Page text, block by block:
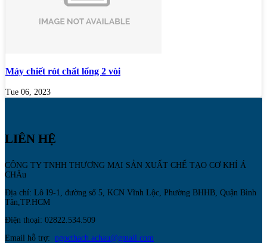
Máy chiết rót chất lổng 2 vòi
Tue 06, 2023
LIÊN HỆ
CÔNG TY TNHH THƯƠNG MẠI SẢN XUẤT CHẾ TẠO CƠ KHÍ Á
CHÂu
Địa chỉ: Lô I9-1, đường số 5, KCN Vĩnh Lộc, Phường BHHB, Quận Bình
Tân,TP.HCM
Điện thoại: 02822.534.509
Email hỗ trợ: ngocthach.achau@gmail.com